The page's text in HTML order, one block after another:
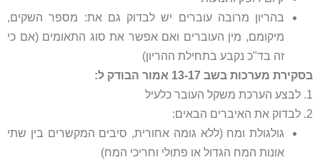
בהריון מרובה עוברים יש לבדוק גם את: מספר השקים,
מיקומם, מין העוברים ואם אפשר את סוג התאומים (אם כי
זה בד"כ נקבע בתחילת ההריון)
בסקירת מערכות בשב 13-17 אמור הבודק ל:
1. לבצע הערכת משקל העובר כלעיל
2. לבדוק את האיברים הבאים:
גולגולת ומח (ללא גומה אחורית, סיבים המקשרים בין שתי
אונות המח הגדול או פתולי וחריכי המח)